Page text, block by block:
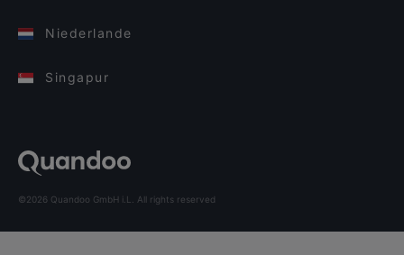
Niederlande
Singapur
©2026 Quandoo GmbH i.L. All rights reserved